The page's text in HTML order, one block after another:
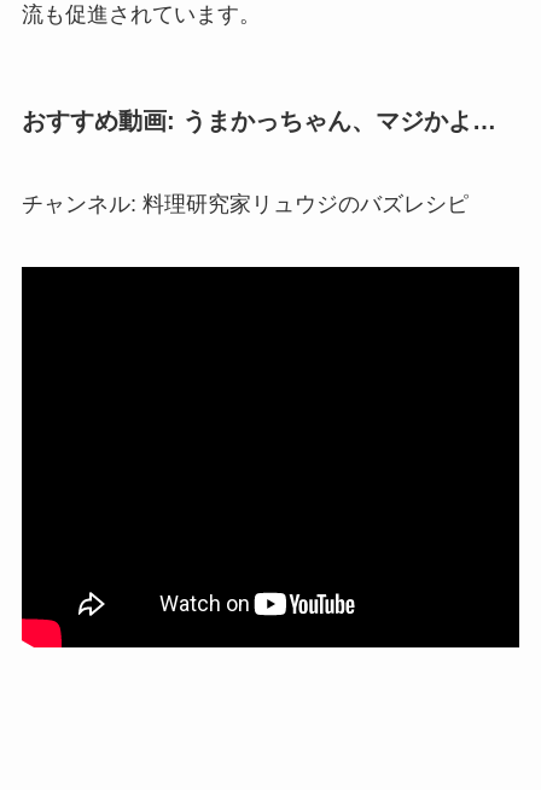
流も促進されています。
おすすめ動画: うまかっちゃん、マジかよ…
チャンネル: 料理研究家リュウジのバズレシピ